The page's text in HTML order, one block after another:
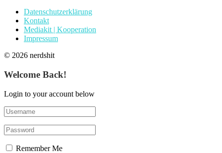
Datenschutzerklärung
Kontakt
Mediakit | Kooperation
Impressum
© 2026 nerdshit
Welcome Back!
Login to your account below
Remember Me